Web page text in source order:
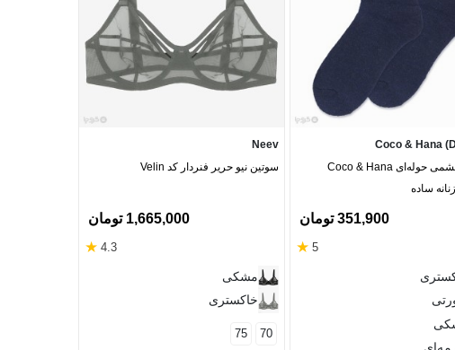
Coco & Hana
جوراب پشمی حوله‌ای Coco & Hana
ساده
351,900 تومان
5
★
Neev
سوتین نیو حریر فنردار کد Velin
1,665,000 تومان
4.3
★
مشکی
خاکستری
70
75